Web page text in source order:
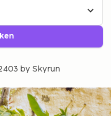
by Skyrun